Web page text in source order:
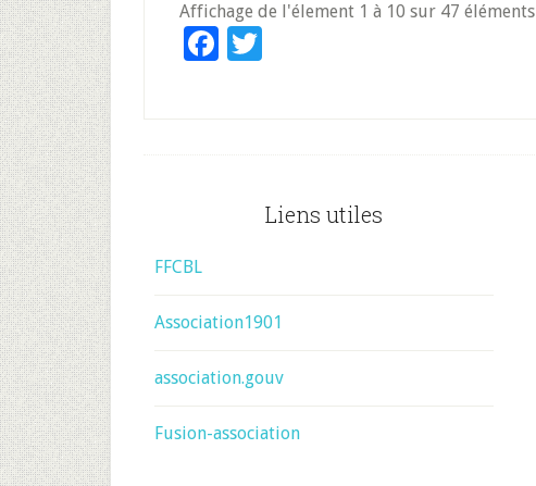
Affichage de l'élement 1 à 10 sur 47 éléments
Facebook
Liens utiles
FFCBL
Association1901
association.gouv
Fusion-association